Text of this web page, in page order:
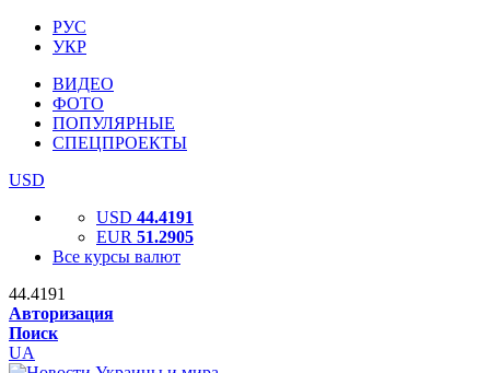
РУС
УКР
ВИДЕО
ФОТО
ПОПУЛЯРНЫЕ
СПЕЦПРОЕКТЫ
USD
USD 44.4191
EUR 51.2905
Все курсы валют
44.4191
Авторизация
Поиск
UA